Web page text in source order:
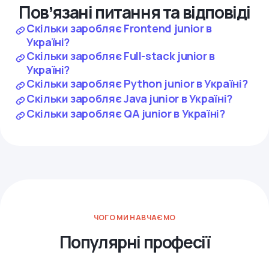
Повʼязані питання та відповіді
Скільки заробляє Frontend junior в
Україні?
Скільки заробляє Full-stack junior в
Україні?
Скільки заробляє Python junior в Україні?
Скільки заробляє Java junior в Україні?
Скільки заробляє QA junior в Україні?
ЧОГО МИ НАВЧАЄМО
Популярні професії